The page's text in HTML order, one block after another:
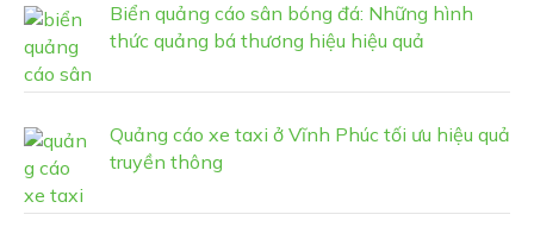
Biển quảng cáo sân bóng đá: Những hình
thức quảng bá thương hiệu hiệu quả
Quảng cáo xe taxi ở Vĩnh Phúc tối ưu hiệu quả
truyền thông